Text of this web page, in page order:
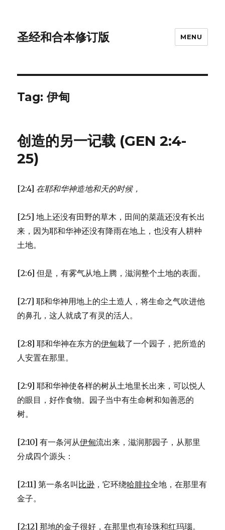
圣经和合本修订版 MENU
Tag: 伊甸
创造的另一记载 (GEN 2:4-
25)
[2:4] 在耶和华神造地和天的时候，
[2:5] 地上还没有田野的草木，田间的菜蔬还没有长出
来，因为耶和华神还没有降雨在地上，也没有人耕种
土地。
[2:6] 但是，有雾气从地上腾，滋润整个土地的表面。
[2:7] 耶和华神用地上的尘土造人，将生命之气吹进他
的鼻孔，这人就成了有灵的活人。
[2:8] 耶和华神在东方的伊甸栽了一个园子，把所造的
人安置在那里。
[2:9] 耶和华神使各样的树从土地里长出来，可以悦人
的眼目，好作食物。园子当中有生命树和知善恶的
树。
[2:10] 有一条河从伊甸流出来，滋润那园子，从那里
分成四个源头：
[2:11] 第一条名叫 比逊 ，它环绕哈腓拉全地，在那里有
金子。
[2:12] 那地的金子很好，在那里也有珍珠和红玛瑙。